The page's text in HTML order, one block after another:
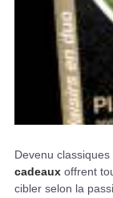
Devenu
cadeaux offrent
cibler selon la